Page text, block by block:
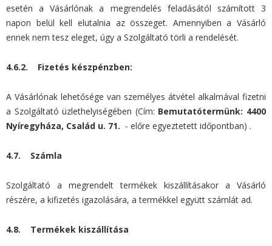
esetén a Vásárlónak a megrendelés feladásától számított 3
napon belül kell elutalnia az összeget. Amennyiben a Vásárló
ennek nem tesz eleget, úgy a Szolgáltató törli a rendelését.
4.6.2. Fizetés készpénzben:
A Vásárlónak lehetősége van személyes átvétel alkalmával fizetni
a Szolgáltató üzlethelyiségében (Cím: Bemutatótermünk: 4400
Nyíregyháza, Család u. 71. - előre egyeztetett időpontban) .
4.7. Számla
Szolgáltató a megrendelt termékek kiszállításakor a Vásárló
részére, a kifizetés igazolására, a termékkel együtt számlát ad.
4.8. Termékek kiszállítása